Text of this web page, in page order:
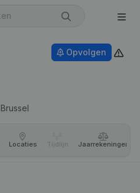
Brussel
Opvolgen
Locaties Tijdlijn Jaar­rekeningen